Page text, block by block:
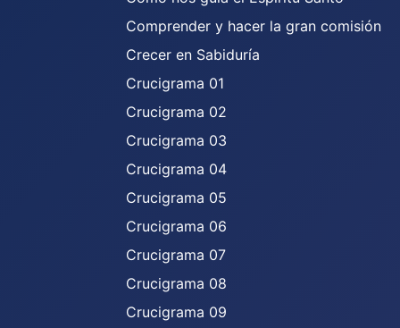
Comprender y hacer la gran comisión
Crecer en Sabiduría
Crucigrama 01
Crucigrama 02
Crucigrama 03
Crucigrama 04
Crucigrama 05
Crucigrama 06
Crucigrama 07
Crucigrama 08
Crucigrama 09